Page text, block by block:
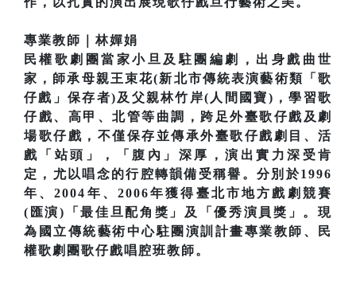
專業教師｜林嬋娟
民權歌劇團當家小旦及駐團編劇，出身戲曲世
家，師承母親王束花(新北市傳統表演藝術類「歌
仔戲」保存者)及父親林竹岸(人間國寶)，學習歌
仔戲、高甲、北管等曲調，跨足外臺歌仔戲及劇
場歌仔戲，不僅保存並傳承外臺歌仔戲劇目、活
戲「站頭」，「腹內」深厚，演出實力深受肯
定，尤以唱念的行腔轉韻備受稱譽。分別於1996
年、2004年、2006年獲得臺北市地方戲劇競賽
(匯演)「最佳旦配角獎」及「優秀演員獎」。現
為國立傳統藝術中心駐團演訓計畫專業教師、民
權歌劇團歌仔戲唱腔班教師。